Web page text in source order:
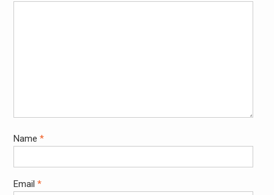
Name *
Email *